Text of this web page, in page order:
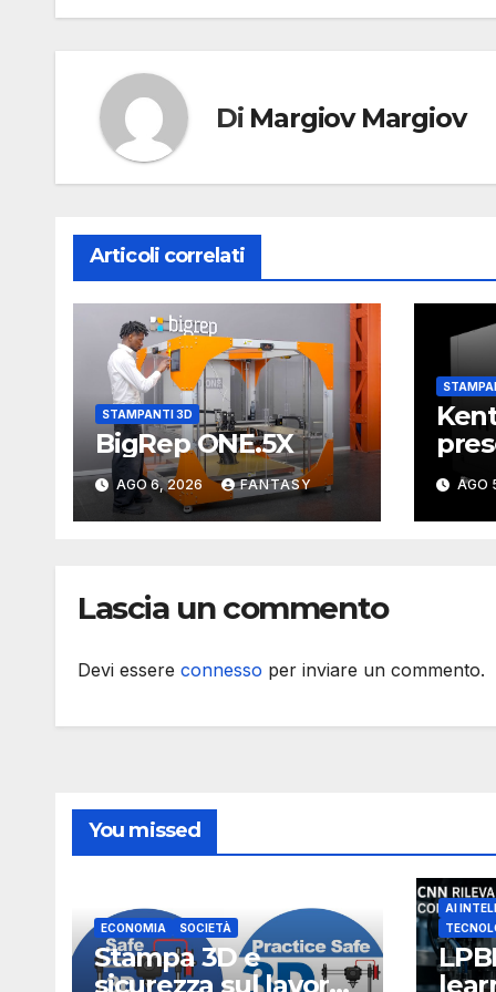
Di Margiov Margiov
Articoli correlati
STAMPANTI 3D
BigRep ONE.5X
AGO 6, 2026 FANTASY
con
AGO
Lascia un commento
Devi essere connesso per inviare un commento.
You missed
ECONOMIA SOCIETÀ
Stampa 3D e
sicurezza sul lavoro,
AI